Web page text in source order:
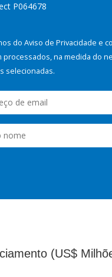
P064678
do Aviso de Privacidade e
na medida do
selecionadas.
(US$